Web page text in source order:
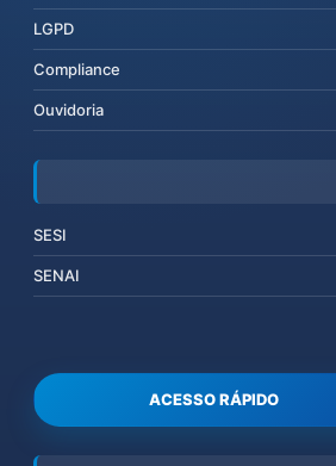
LGPD
Compliance
Ouvidoria
SESI
SENAI
ACESSO RÁPIDO